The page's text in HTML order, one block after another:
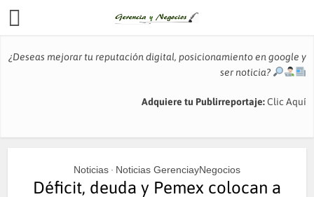
¿Deseas mejorar tu reputación digital, posicionamiento en google y
ser noticia?
Adquiere tu Publirreportaje:Clic Aquí
Noticias • Noticias GerenciayNegocios
Déficit, deuda y Pemex colocan a